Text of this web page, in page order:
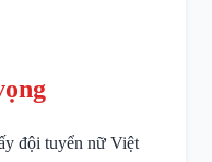
đội tuyển nữ Việt